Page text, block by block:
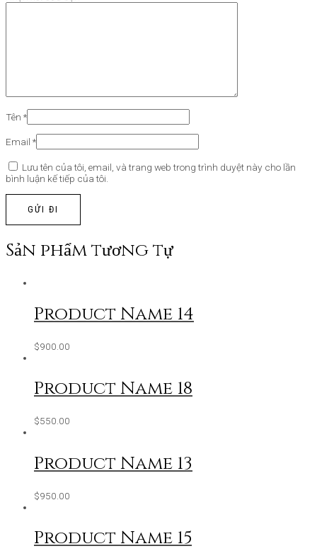
Tên *
Email *
Lưu tên của tôi, email, và trang web trong trình duyệt này cho lần
bình luận kế tiếp của tôi.
Sản phẩm tương tự
Product Name 14
$900.00
Product Name 18
$550.00
Product Name 13
$950.00
Product Name 15